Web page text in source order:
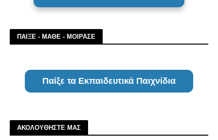
ΠΑΙΞΕ - ΜΑΘΕ - ΜΟΙΡΑΣΕ
Παίξε τα Εκπαιδευτικά Παιχνίδια
ΑΚΟΛΟΥΘΗΣΤΕ ΜΑΣ